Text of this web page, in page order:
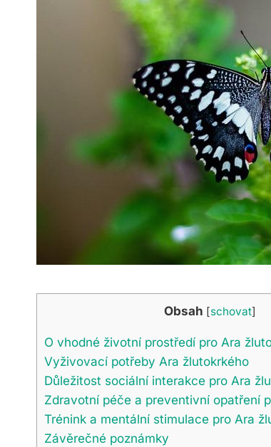
Obsah [schovat]
O vhodné životní prostředí pro Ara
Vyživovací potřeby Ara žlutokrkého
Důležitost sociální interakce pro Ara
Zdravotní péče a preventivní opatření
Trénink a mentální stimulace pro Ara
Závěrečné poznámky